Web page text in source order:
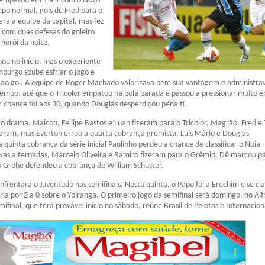
normal, gols de Fred para o
a equipe da capital, mas fez
duas defesas do goleiro
da noite.
no início, mas o experiente
soube esfriar o jogo e
gol. A equipe de Roger Machado valorizava bem sua vantagem e
até que o Tricolor empatou na bola parada e passou a pressionar muito
foi aos 30, quando Douglas desperdiçou pênalti.
drama. Maicon, Fellipe Bastos e Luan fizeram para o Tricolor, Magrão, Fred e
mas Everton errou a quarta cobrança gremista. Luís Mário e Douglas
cobrança da série inicial Paulinho perdeu a chance de classificar o Noia
alternadas, Marcelo Oliveira e Ramiro fizeram para o Grêmio, Dê marcou
defendeu a cobrança de William Schuster.
o Juventude nas semifinais. Nesta quinta, o Papo foi a Erechim e se
por 2 a 0 sobre o Ypiranga. O primeiro jogo da semifinal será domingo, no
que terá provável início no sábado, reúne Brasil de Pelotas e